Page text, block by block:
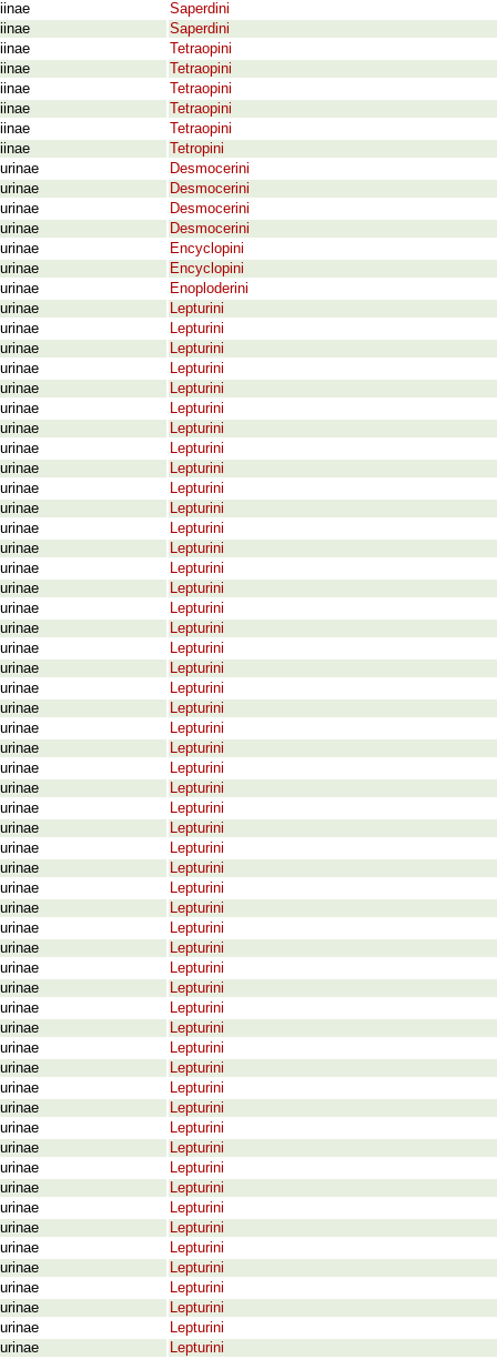
Saperdini
Saperdini
Tetraopini
Tetraopini
Tetraopini
Tetraopini
Tetraopini
Tetropini
Desmocerini
Desmocerini
Desmocerini
Desmocerini
Encyclopini
Encyclopini
Enoploderini
Lepturini
Lepturini
Lepturini
Lepturini
Lepturini
Lepturini
Lepturini
Lepturini
Lepturini
Lepturini
Lepturini
Lepturini
Lepturini
Lepturini
Lepturini
Lepturini
Lepturini
Lepturini
Lepturini
Lepturini
Lepturini
Lepturini
Lepturini
Lepturini
Lepturini
Lepturini
Lepturini
Lepturini
Lepturini
Lepturini
Lepturini
Lepturini
Lepturini
Lepturini
Lepturini
Lepturini
Lepturini
Lepturini
Lepturini
Lepturini
Lepturini
Lepturini
Lepturini
Lepturini
Lepturini
Lepturini
Lepturini
Lepturini
Lepturini
Lepturini
Lepturini
Lepturini
Lepturini